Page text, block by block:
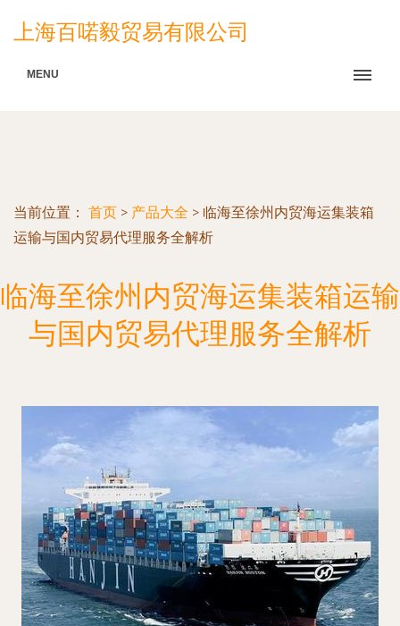
上海百喏毅贸易有限公司
MENU
当前位置： 首页 > 产品大全 > 临海至徐州内贸海运集装箱
运输与国内贸易代理服务全解析
临海至徐州内贸海运集装箱运输
与国内贸易代理服务全解析